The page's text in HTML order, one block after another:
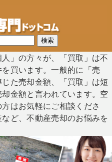
」の方々が、「買取」は不
買います。一般的に「売
た売却金額、「買取」は短
金額と言われています。空
はお気軽にご相談くださ
ど、不動産売却のお悩みを